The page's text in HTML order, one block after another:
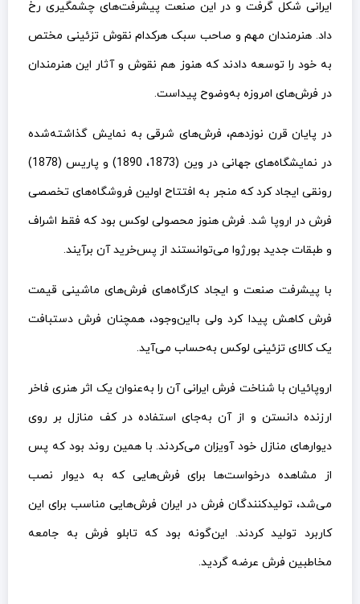
ایرانی شکل گرفت و در این صنعت پیشرفت‌های چشمگیری رخ
داد. هنرمندان مهم و صاحب سبک هرکدام نقوش تزئینی مختص
به خود را توسعه دادند که هنوز هم نقوش و آثار این هنرمندان
در فرش‌های امروزه به‌وضوح پیداست.
در پایان قرن نوزدهم، فرش‌های شرقی به نمایش گذاشته‌شده
در نمایشگاه‌های جهانی در وین (1873، 1890) و پاریس (1878)
رونقی ایجاد کرد که منجر به افتتاح اولین فروشگاه‌های تخصصی
فرش در اروپا شد. فرش هنوز محصولی لوکس بود که فقط اشراف
و طبقات جدید بورژوا می‌توانستند از پس‌خرید آن برآیند.
با پیشرفت صنعت و ایجاد کارگاه‌های فرش‌های ماشینی قیمت
فرش کاهش پیدا کرد ولی بااین‌وجود، همچنان فرش دستبافت
یک کالای تزئینی لوکس به‌حساب می‌آید.
اروپائیان با شناخت فرش ایرانی آن را به‌عنوان یک اثر هنری فاخر
ارزنده دانستن و از آن به‌جای استفاده در کف منازل بر روی
دیوارهای منازل خود آویزان می‌کردند. با همین روند بود که پس
از مشاهده درخواست‌ها برای فرش‌هایی که به دیوار نصب
می‌شد، تولیدکنندگان فرش در ایران فرش‌هایی مناسب برای این
کاربرد تولید کردند. این‌گونه بود که تابلو فرش به جامعه
مخاطبین فرش عرضه گردید.